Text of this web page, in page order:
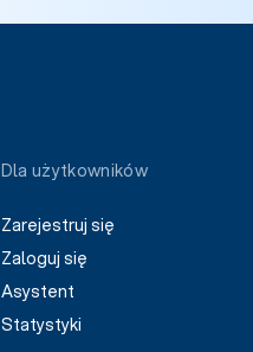
Dla użytkowników
Zarejestruj się
Zaloguj się
Asystent
Statystyki